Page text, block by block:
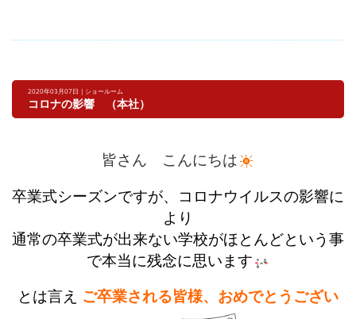
2020年03月07日 | ショールーム
コロナの影響 （本社）
皆さん こんにちは
卒業式シーズンですが、
コロナウイルスの影響に
より
通常の卒業式が出来ない学校がほとんどという事
で本当に残念に思います
とは言え ご卒業される皆様、おめでとうござい